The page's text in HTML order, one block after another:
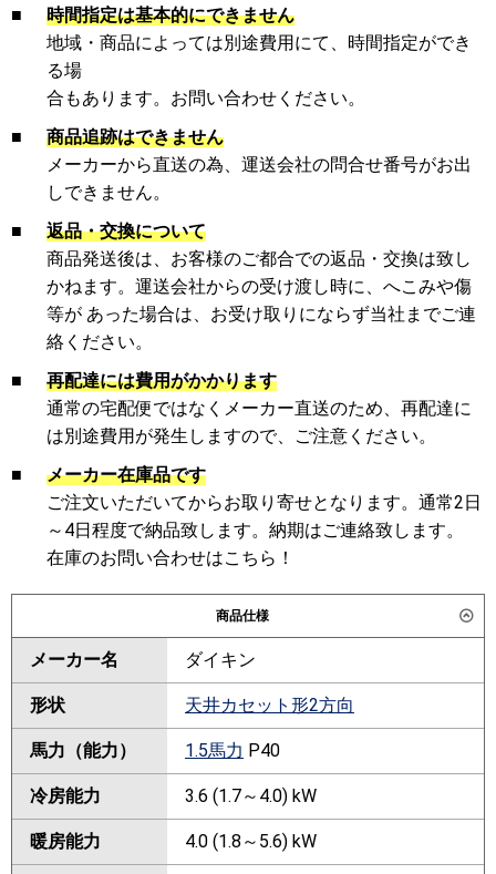
■
時間指定は基本的にできません
地域・商品によっては別途費用にて、時間指定ができ
る場
合もあります。お問い合わせください。
■
商品追跡はできません
メーカーから直送の為、運送会社の問合せ番号がお出
しできません。
■
返品・交換について
商品発送後は、お客様のご都合での返品・交換は致し
かねます。運送会社からの受け渡し時に、へこみや傷
等が あった場合は、お受け取りにならず当社までご連
絡ください。
■
再配達には費用がかかります
通常の宅配便ではなくメーカー直送のため、再配達に
は別途費用が発生しますので、ご注意ください。
■
メーカー在庫品です
ご注文いただいてからお取り寄せとなります。通常2日
～4日程度で納品致します。納期はご連絡致します。
在庫のお問い合わせはこちら！
商品仕様
メーカー名 ダイキン
形状 天井カセット形2方向
馬力（能力） 1.5馬力 P40
冷房能力 3.6 (1.7～4.0) kW
暖房能力 4.0 (1.8～5.6) kW